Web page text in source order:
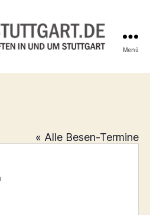
Menü
« Alle Besen-Termine